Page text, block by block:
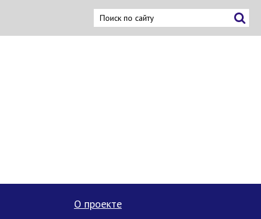
О проекте